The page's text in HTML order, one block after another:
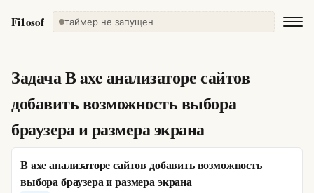
Fi1osof таймер не запущен
ЗадачаВ axe анализаторе сайтов
добавить возможность выбора
браузера и размера экрана
В axe анализаторе сайтов добавить возможность
выбора браузера и размера экрана